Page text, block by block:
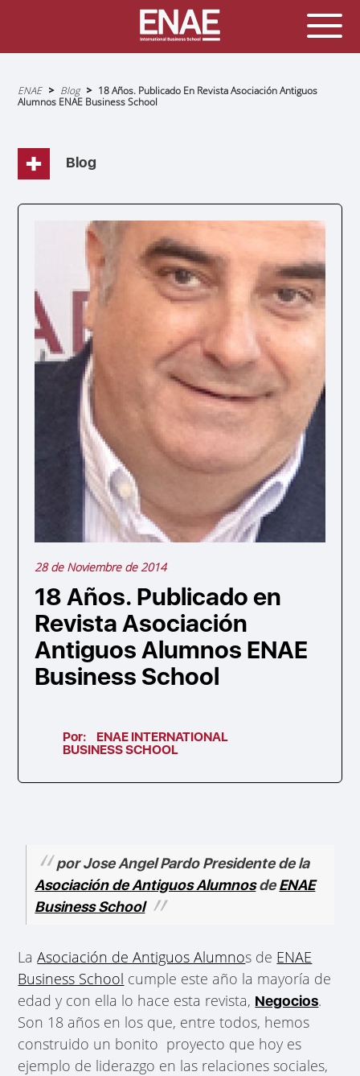
Sobrescribir
enlaces
de
navegación
ENAE Blog
18 Años. Publicado En Revista Asociación Antiguos
Alumnos ENAE Business School
Blog
28 de Noviembre de 2014
18 Años. Publicado en
Revista Asociación
Antiguos Alumnos ENAE
Business School
Por:
ENAE INTERNATIONAL
BUSINESS SCHOOL
por Jose Angel Pardo Presidente de la
Asociación de Antiguos AlumnosdeENAE
Business School
LaAsociación de Antiguos Alumnos de ENAE
Business School cumple este año la mayoría de
edad y con ella lo hace esta revista, Negocios.
Son 18 años en los que, entre todos, hemos
construido un bonito proyecto que hoy es
ejemplo de liderazgo en las relaciones sociales,